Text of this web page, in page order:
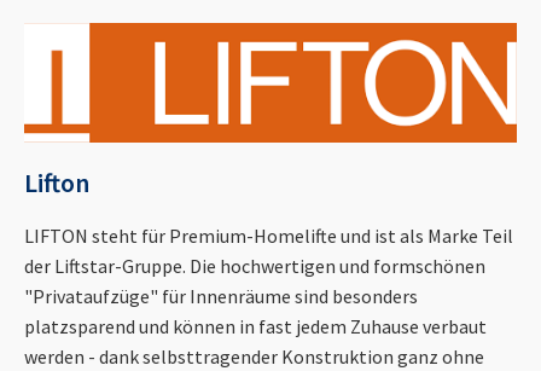
Lifton
LIFTON steht für Premium-Homelifte und ist als Marke Teil
der Liftstar-Gruppe. Die hochwertigen und formschönen
"Privataufzüge" für Innenräume sind besonders
platzsparend und können in fast jedem Zuhause verbaut
werden - dank selbsttragender Konstruktion ganz ohne